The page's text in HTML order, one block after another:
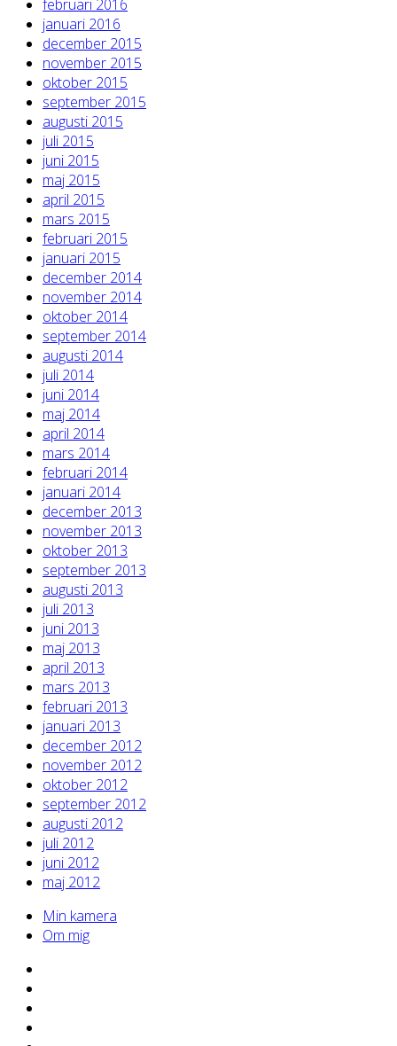
februari 2016
januari 2016
december 2015
november 2015
oktober 2015
september 2015
augusti 2015
juli 2015
juni 2015
maj 2015
april 2015
mars 2015
februari 2015
januari 2015
december 2014
november 2014
oktober 2014
september 2014
augusti 2014
juli 2014
juni 2014
maj 2014
april 2014
mars 2014
februari 2014
januari 2014
december 2013
november 2013
oktober 2013
september 2013
augusti 2013
juli 2013
juni 2013
maj 2013
april 2013
mars 2013
februari 2013
januari 2013
december 2012
november 2012
oktober 2012
september 2012
augusti 2012
juli 2012
juni 2012
maj 2012
Min kamera
Om mig